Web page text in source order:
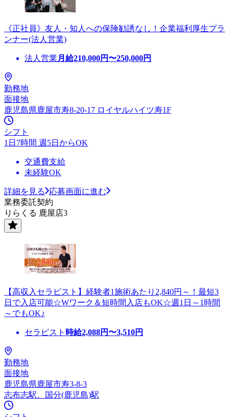
《正社員》友人・知人への保険勧誘なし！企業福利厚生プラ
ンナー(法人営業)
法人営業 月給210,000円〜250,000円
勤務地
面接地
鹿児島県鹿屋市寿8-20-17 ロイヤルハイツ寿1F
シフト
1日7時間 週5日からOK
交通費支給
未経験OK
詳細を見る
応募画面に進む
業務委託契約
りらくる 鹿屋店3
【高収入セラピスト】経験者1施術あたり2,840円～！最短3
日で入店可能☆Wワーク＆短時間入店もOK☆週1日～1時間
～でもOK♪
セラピスト 時給2,088円〜3,510円
勤務地
面接地
鹿児島県鹿屋市寿3-8-3
志布志駅、国分(鹿児島)駅